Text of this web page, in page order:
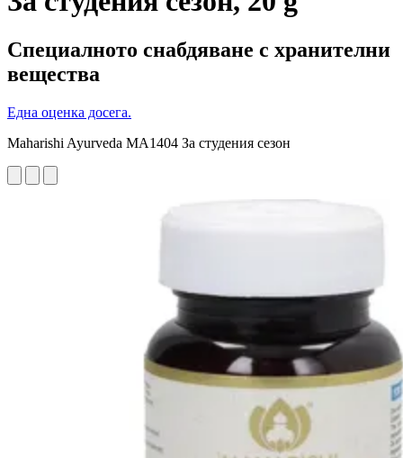
Специалното снабдяване с хранителни
вещества
Една оценка досега.
Maharishi Ayurveda MA1404 За студения сезон